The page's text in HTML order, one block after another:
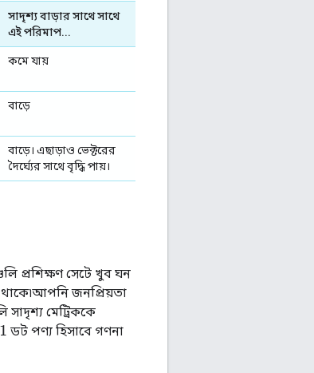
সাদৃশ্য বাড়ার সাথে সাথে
এই পরিমাপ...
কমে যায়
বাড়ে
বাড়ে। এছাড়াও ভেক্টরের
দৈর্ঘ্যের সাথে বৃদ্ধি পায়।
প্রশিক্ষণ সেটে খুব ঘন
থাকে৷আপনি জনপ্রিয়তা
মেট্রিককে
ডট পণ্য হিসাবে গণনা